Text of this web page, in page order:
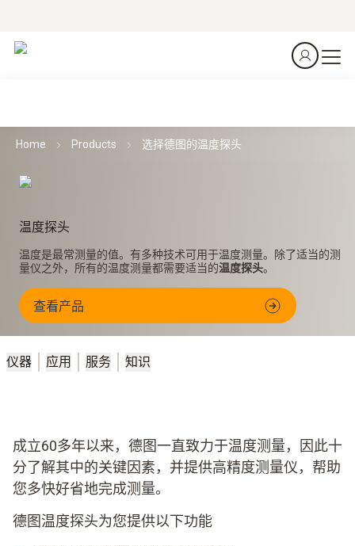
Home Products 选择德图的温度探头
温度探头
温度是最常测量的值。有多种技术可用于温度测量。除了适当的测
量仪之外，所有的温度测量都需要适当的温度探头。
查看产品
仪器 应用 服务 知识
成立60多年以来，德图一直致力于温度测量，因此十
分了解其中的关键因素，并提供高精度测量仪，帮助
您多快好省地完成测量。
德图温度探头为您提供以下功能